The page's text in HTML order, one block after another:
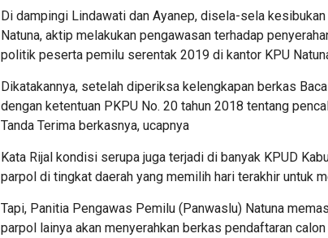
Di dampingi Lindawati dan Ayanep, disela-sela
Natuna, aktip melakukan pengawasan terhadap
politik peserta pemilu serentak 2019 di kantor KPU
Dikatakannya, setelah diperiksa kelengkapan berkas
dengan ketentuan PKPU No. 20 tahun 2018 tentang
Tanda Terima berkasnya, ucapnya
Kata Rijal kondisi serupa juga terjadi di banyak KPUD
parpol di tingkat daerah yang memilih hari terakhir untuk
Tapi, Panitia Pengawas Pemilu (Panwaslu) Natuna
parpol lainya akan menyerahkan berkas pendaftaran